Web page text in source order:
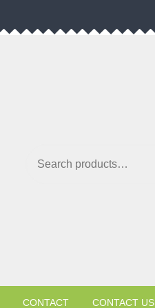
CONTACT CONTACT US